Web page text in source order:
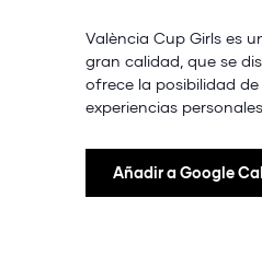
València Cup Girls es
gran calidad, que se
ofrece la posibilidad
experiencias
Añadir a Google